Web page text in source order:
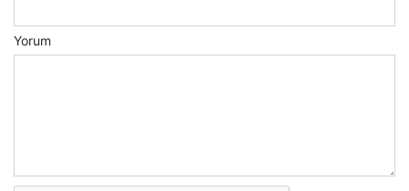
Yorum